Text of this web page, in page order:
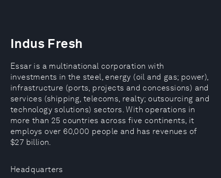
Headquarters
Indus Fresh
Essar is a multinational corporation with
investments in the steel, energy (oil and gas; power),
infrastructure (ports, projects and concessions) and
services (shipping, telecoms, realty; outsourcing and
technology solutions) sectors. With operations in
more than 25 countries across five continents, it
employs over 60,000 people and has revenues of
$27 billion.